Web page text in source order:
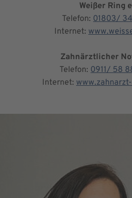
Weißer Ring
Telefon: 01803/
Internet:
Zahnärztlicher
Telefon: 0911/ 58
Internet: